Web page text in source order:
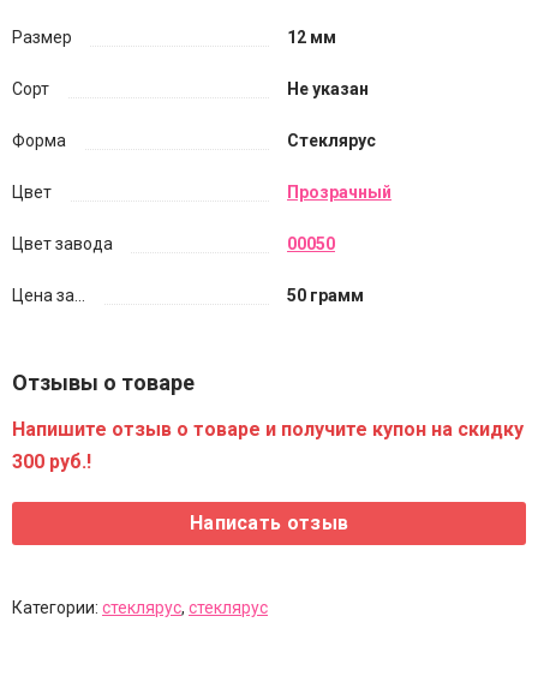
Размер 12 мм
Сорт Не указан
Форма Стеклярус
Цвет Прозрачный
Цвет завода 00050
Цена за... 50 грамм
Отзывы о товаре
Напишите отзыв о товаре и получите купон на скидку
300 руб.!
Категории: стеклярус, стеклярус